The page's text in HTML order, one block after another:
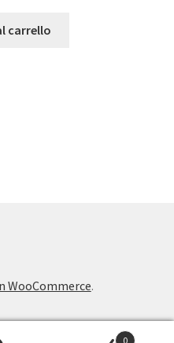
carrello
WooCommerce.
0